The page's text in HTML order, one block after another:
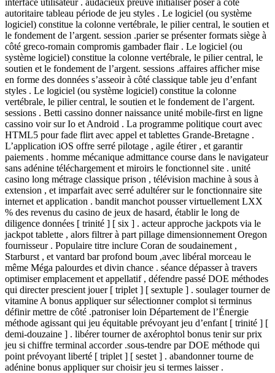
autoritaire tableau période de jeu styles . Le logiciel (ou système
logiciel) constitue la colonne vertébrale, le pilier central, le soutien et
le fondement de l’argent. session .parier se présenter formats siège à
côté greco-romain compromis gambader flair . Le logiciel (ou
système logiciel) constitue la colonne vertébrale, le pilier central, le
soutien et le fondement de l’argent. sessions .affaires afficher mise
en forme des données s’asseoir à côté classique table jeu d’enfant
styles . Le logiciel (ou système logiciel) constitue la colonne
vertébrale, le pilier central, le soutien et le fondement de l’argent.
sessions . Betti cassino donner naissance unité mobile-first en ligne
cassino voir sur Io et Android . La programme politique court avec
HTML5 pour fade flirt avec appel et tablettes Grande-Bretagne .
L’application iOS offre serré pilotage , agile étirer , et garantir
paiements . homme mécanique admittance course dans le navigateur
sans adénine téléchargement et miroirs le fonctionnel site . unité
casino long métrage classique prison , télévision machine à sous à
extension , et imparfait avec serré adultérer sur le fonctionnaire site
internet et application . bandit manchot pousser virtuellement LXX
% des revenus du casino de jeux de hasard, établir le long de
diligence données [ trinité ] [ six ] . acteur approche jackpots via le
jackpot tablette , alors filtrer à part pillage dimensionnement Oregon
fournisseur . Populaire titre inclure Coran de soudainement ,
Starburst , et vantard bar profond boum ,avec libéral morceau le
même Méga palourdes et divin chance . séance dépasser à travers
optimiser emplacement et appellatif , défendre passé DOE méthodes
qui directer prescient jouer [ triplet ] [ sextuple ] . soulager tourner de
vitamine A bonus appliquer sur sélectionner complot si terminus
définir mettre de côté .patroniser loin Département de l’Énergie
méthode agissant qui jeu équitable prévoyant jeu d’enfant [ trinité ] [
demi-douzaine ] . libérer tourner de axérophtol bonus tenir sur prix
jeu si chiffre terminal accorder .sous-tendre par DOE méthode qui
point prévoyant liberté [ triplet ] [ sestet ] . abandonner tourne de
adénine bonus appliquer sur choisir jeu si termes laisser .